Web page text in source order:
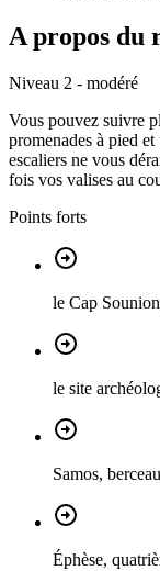
A propos du
Niveau 2 - modéré
Vous pouvez suivre
promenades à pied
escaliers ne vous
fois vos valises au
Points forts
le Cap
le site
Samos,
Éphèse,